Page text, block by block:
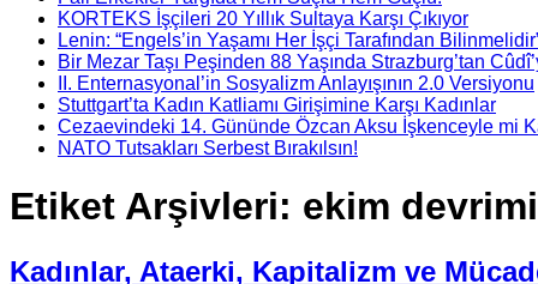
KORTEKS İşçileri 20 Yıllık Sultaya Karşı Çıkıyor
Lenin: “Engels’in Yaşamı Her İşçi Tarafından
Bir Mezar Taşı Peşinden 88 Yaşında Strazburg’tan
II. Enternasyonal’in Sosyalizm Anlayışının 2.0 Versiyonu
Stuttgart’ta Kadın Katliamı Girişimine Karşı Kadınlar
Cezaevindeki 14. Gününde Özcan Aksu İşkenceyle mi
NATO Tutsakları Serbest Bırakılsın!
Etiket Arşivleri: ekim devrimi
Kadınlar, Ataerki, Kapitalizm ve